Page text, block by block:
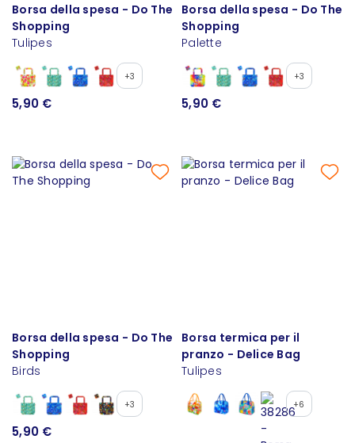
Borsa della spesa - Do The
Shopping
Tulipes
+3
5,90 €
Borsa della spesa - Do The
Shopping
Palette
+3
5,90 €
Borsa della spesa - Do The
Shopping
Birds
+3
5,90 €
Borsa termica per il
pranzo - Delice Bag
Tulipes
+6